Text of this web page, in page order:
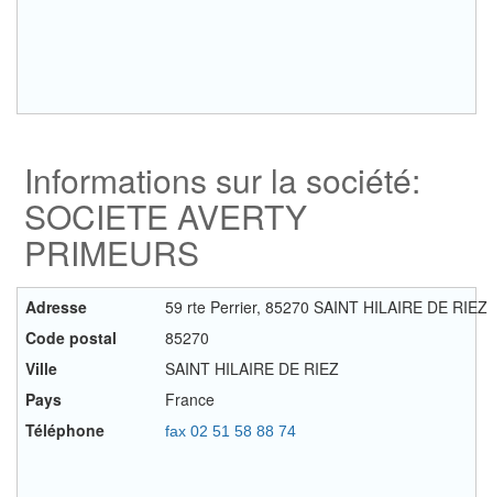
Informations sur la société:
SOCIETE AVERTY
PRIMEURS
Adresse
59 rte Perrier, 85270 SAINT HILAIRE DE RIEZ
Code postal
85270
Ville
SAINT HILAIRE DE RIEZ
Pays
France
Téléphone
fax 02 51 58 88 74